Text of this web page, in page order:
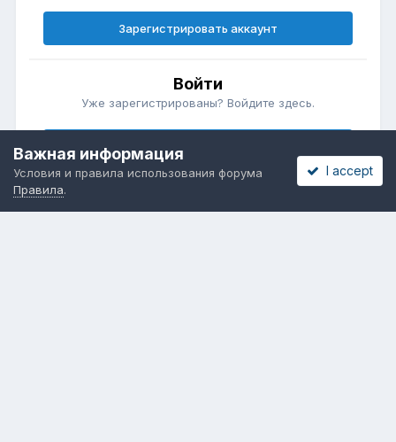
Зарегистрировать аккаунт
Войти
Уже зарегистрированы? Войдите здесь.
Важная информация
Условия и правила использования форума
Правила.
I accept